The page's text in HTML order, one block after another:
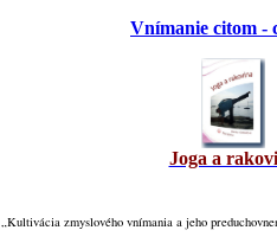
Vnímanie citom -
Joga a
„Kultivácia zmyslového vnímania a jeho